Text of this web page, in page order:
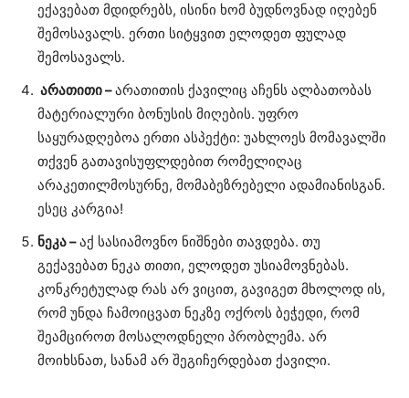
ექავებათ მდიდრებს, ისინი ხომ ბუდნოვნად იღებენ
შემოსავალს. ერთი სიტყვით ელოდეთ ფულად
შემოსავალს.
არათითი –არათითის ქავილიც აჩენს ალბათობას
მატერიალური ბონუსის მიღების. უფრო
საყურადღებოა ერთი ასპექტი: უახლოეს მომავალში
თქვენ გათავისუფლდებით რომელიღაც
არაკეთილმოსურნე, მომაბეზრებელი ადამიანისგან.
ესეც კარგია!
ნეკა –აქ სასიამოვნო ნიშნები თავდება. თუ
გექავებათ ნეკა თითი, ელოდეთ უსიამოვნებას.
კონკრეტულად რას არ ვიცით, გავიგეთ მხოლოდ ის,
რომ უნდა ჩამოიცვათ ნეკზე ოქროს ბეჭედი, რომ
შეამციროთ მოსალოდნელი პრობლემა. არ
მოიხსნათ, სანამ არ შეგიჩერდებათ ქავილი.